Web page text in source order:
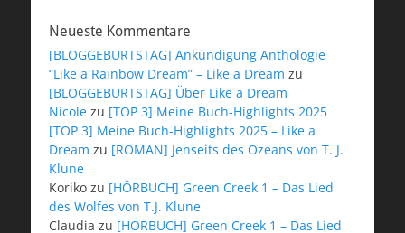
Neueste Kommentare
[BLOGGEBURTSTAG] Ankündigung Anthologie
“Like a Rainbow Dream” – Like a Dream zu
[BLOGGEBURTSTAG] Über Like a Dream
Nicole zu [TOP 3] Meine Buch-Highlights 2025
[TOP 3] Meine Buch-Highlights 2025 – Like a
Dream zu [ROMAN] Jenseits des Ozeans von T. J.
Klune
Koriko zu [HÖRBUCH] Green Creek 1 – Das Lied
des Wolfes von T.J. Klune
Claudia zu [HÖRBUCH] Green Creek 1 – Das Lied